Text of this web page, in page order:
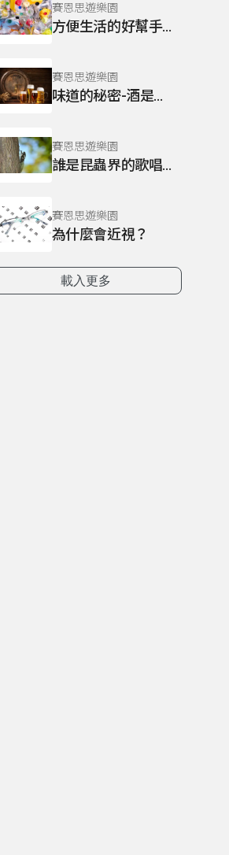
賽恩思遊樂園
方便生活的好幫手～塑膠
賽恩思遊樂園
味道的秘密-酒是怎麼來的?
賽恩思遊樂園
誰是昆蟲界的歌唱大王？
賽恩思遊樂園
為什麼會近視？
載入更多